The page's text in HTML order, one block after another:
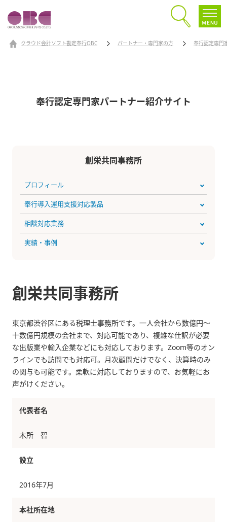
クラウド会計ソフト勘定奉行OBC パートナー・専門家の方 奉行認定専門
奉行認定専門家パートナー紹介サイト
創栄共同事務所
プロフィール
奉行導入運用支援対応製品
相談対応業務
実績・事例
創栄共同事務所
東京都渋谷区にある税理士事務所です。一人会社から数億円～
十数億円規模の会社まで、対応可能であり、複雑な仕訳が必要
な出版業や輸入企業などにも対応しております。Zoom等のオン
ラインでも訪問でも対応可。月次顧問だけでなく、決算時のみ
の関与も可能です。柔軟に対応しておりますので、お気軽にお
声がけください。
代表者名
木所 智
設立
2016年7月
本社所在地